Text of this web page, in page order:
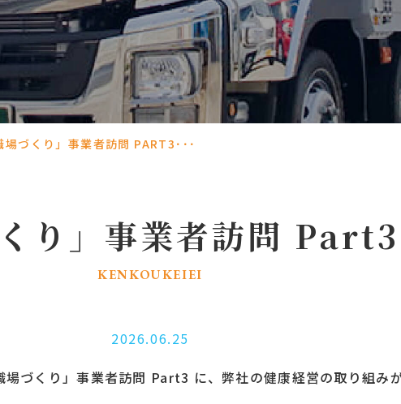
場づくり」事業者訪問 PART3･･･
くり」事業者訪問
KENKOUKEIEI
2026.06.25
づくり」事業者訪問 Part3 に、弊社の健康経営の取り組み